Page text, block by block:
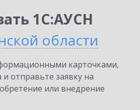
1С:АУСН
области
карточками,
отправьте заявку на
или внедрение